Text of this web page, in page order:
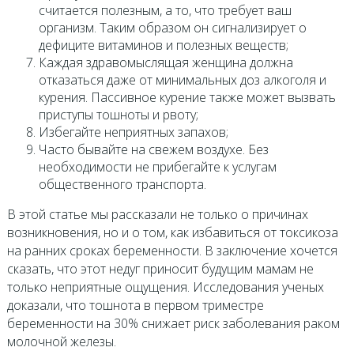
считается полезным, а то, что требует ваш
организм. Таким образом он сигнализирует о
дефиците витаминов и полезных веществ;
Каждая здравомыслящая женщина должна
отказаться даже от минимальных доз алкоголя и
курения. Пассивное курение также может вызвать
приступы тошноты и рвоту;
Избегайте неприятных запахов;
Часто бывайте на свежем воздухе. Без
необходимости не прибегайте к услугам
общественного транспорта.
В этой статье мы рассказали не только о причинах
возникновения, но и о том, как избавиться от токсикоза
на ранних сроках беременности. В заключение хочется
сказать, что этот недуг приносит будущим мамам не
только неприятные ощущения. Исследования ученых
доказали, что тошнота в первом триместре
беременности на 30% снижает риск заболевания раком
молочной железы.